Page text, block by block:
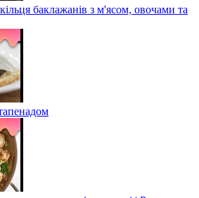
баклажанів з м'ясом, овочами та